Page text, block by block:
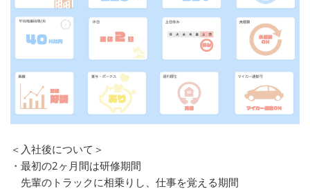
＜入社後について＞
・最初の2ヶ月間は研修期間
先輩のトラックに相乗りし、仕事を覚える期間